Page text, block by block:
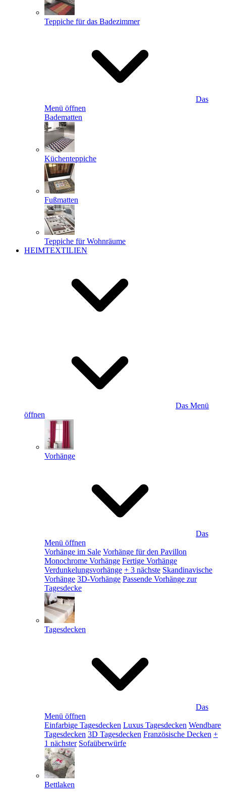
Teppiche für das Badezimmer
Das
Menü öffnen
Badematten
Küchenteppiche
Fußmatten
Teppiche für Wohnräume
HEIMTEXTILIEN
Das Menü
öffnen
Vorhänge
Das
Menü öffnen
Vorhänge im Sale Vorhänge für den Pavillon
Monochrome Vorhänge Fertige Vorhänge
Verdunkelungsvorhänge + 3 nächste Skandinavische
Vorhänge 3D-Vorhänge Passende Vorhänge zur
Tagesdecke
Tagesdecken
Das
Menü öffnen
Einfarbige Tagesdecken Luxus Tagesdecken Wendbare
Tagesdecken 3D Tagesdecken Französische Decken +
1 nächster Sofaüberwürfe
Bettlaken